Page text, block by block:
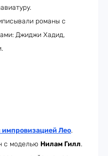
романы с
Джиджи Хадид,
импровизацией Лео.
с моделью Нилам Гилл.